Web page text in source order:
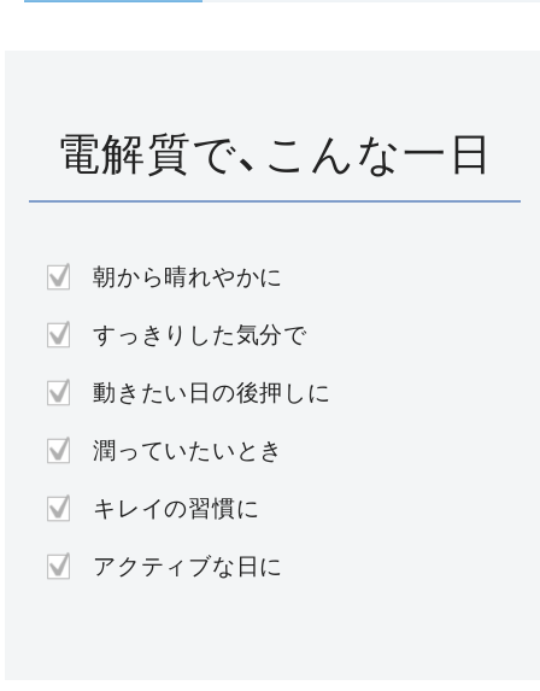
電解質で、こんな一日
朝から晴れやかに
すっきりした気分で
動きたい日の後押しに
潤っていたいとき
キレイの習慣に
アクティブな日に